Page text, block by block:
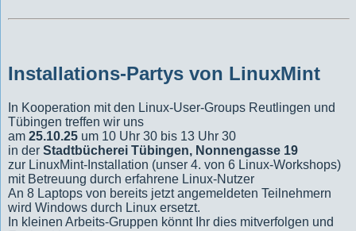
Installations-Partys von LinuxMint
In Kooperation mit den Linux-User-Groups Reutlingen und
Tübingen treffen wir uns
am25.10.25 um 10 Uhr 30 bis 13 Uhr 30
in derStadtbücherei Tübingen, Nonnengasse 19
zur LinuxMint-Installation (unser 4. von 6 Linux-Workshops)
mit Betreuung durch erfahrene Linux-Nutzer
An 8 Laptops von bereits jetzt angemeldeten Teilnehmern
wird Windows durch Linux ersetzt.
In kleinen Arbeits-Gruppen könnt Ihr dies mitverfolgen und